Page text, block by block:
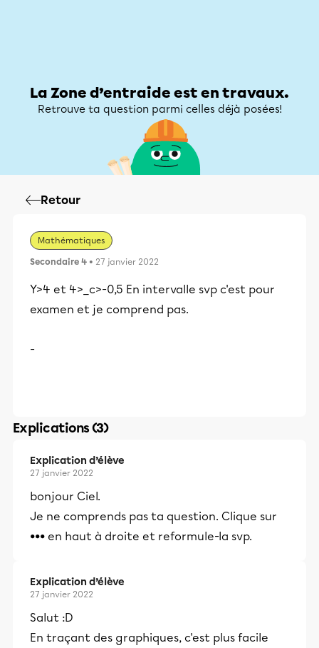
La Zone d’entraide est en travaux.
Retrouve ta question parmi celles déjà posées!
Retour
Mathématiques
Secondaire 4 • 27 janvier 2022
Y>4 et 4>_c>-0,5 En intervalle svp c'est pour
examen et je comprend pas.
-
Explications (3)
Explication d’élève
27 janvier 2022
bonjour Ciel.
Je ne comprends pas ta question. Clique sur
••• en haut à droite et reformule-la svp.
Explication d’élève
27 janvier 2022
Salut :D
En traçant des graphiques, c'est plus facile